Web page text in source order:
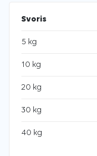
Svoris
5 kg
10 kg
20 kg
30 kg
40 kg